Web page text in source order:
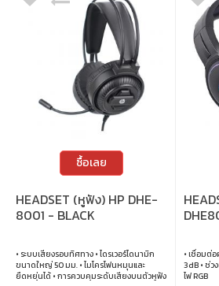
ซื้อเลย
HEADSET (หูฟัง) HP DHE-
8001 - BLACK
• ระบบเสียงรอบทิศทาง • ไดรเวอร์ไดนามิก
ขนาดใหญ่ 50 มม. • ไมโครโฟนหมุนและ
ยืดหยุ่นได้ • การควบคุมระดับเสียงบนตัวหูฟัง
• เชื่อมต่อ
3dB • ช่ว
ไฟ RGB